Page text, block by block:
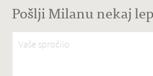
Pošlji Milanu nekaj
Vaše spročilo*